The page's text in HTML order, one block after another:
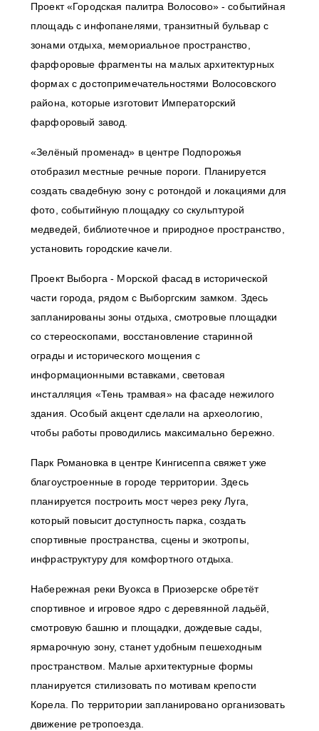
Проект «Городская палитра Волосово» - событийная
площадь с инфопанелями, транзитный бульвар с
зонами отдыха, мемориальное пространство,
фарфоровые фрагменты на малых архитектурных
формах с достопримечательностями Волосовского
района, которые изготовит Императорский
фарфоровый завод.
«Зелёный променад» в центре Подпорожья
отобразил местные речные пороги. Планируется
создать свадебную зону с ротондой и локациями для
фото, событийную площадку со скульптурой
медведей, библиотечное и природное пространство,
установить городские качели.
Проект Выборга - Морской фасад в исторической
части города, рядом с Выборгским замком. Здесь
запланированы зоны отдыха, смотровые площадки
со стереоскопами, восстановление старинной
ограды и исторического мощения с
информационными вставками, световая
инсталляция «Тень трамвая» на фасаде нежилого
здания. Особый акцент сделали на археологию,
чтобы работы проводились максимально бережно.
Парк Романовка в центре Кингисеппа свяжет уже
благоустроенные в городе территории. Здесь
планируется построить мост через реку Луга,
который повысит доступность парка, создать
спортивные пространства, сцены и экотропы,
инфраструктуру для комфортного отдыха.
Набережная реки Вуокса в Приозерске обретёт
спортивное и игровое ядро с деревянной ладьёй,
смотровую башню и площадки, дождевые сады,
ярмарочную зону, станет удобным пешеходным
пространством. Малые архитектурные формы
планируется стилизовать по мотивам крепости
Корела. По территории запланировано организовать
движение ретропоезда.